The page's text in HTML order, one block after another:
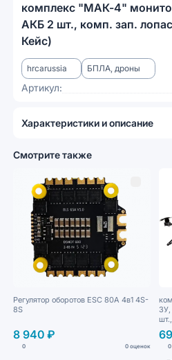
комплекс "МАК-4"
АКБ 2 шт., комп. зап.
Кейс)
hrcarussia БПЛА, дроны
Артикул:
Характеристики и описание
Смотрите также
Регулятор оборотов ESC 80A 4в1 4S-
8S
8 940 ₽
0 0 оценок
ЗУ,
0